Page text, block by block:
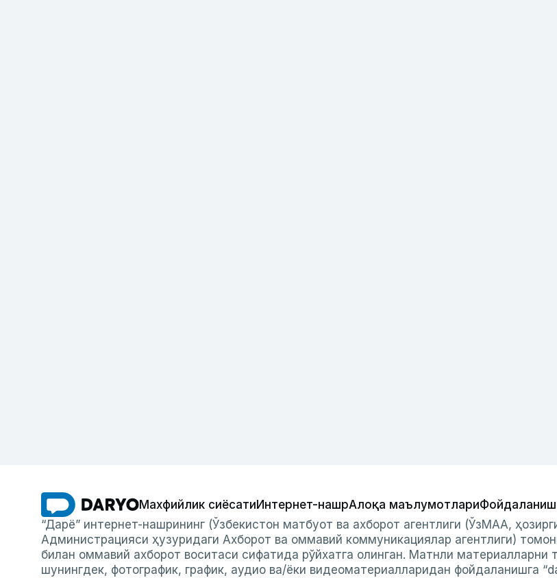
Махфийлик сиёсатиИнтернет-нашрАлоқа маълумотлари
“Дарё” интернет-нашрининг (Ўзбекистон матбуот ва ахборот агентлиги (ЎзМАА,
Администрацияси ҳузуридаги Ахборот ва оммавий коммуникациялар агентлиги)
билан оммавий ахборот воситаси сифатида рўйхатга олинган. Матнли материалларни
шунингдек, фотографик, график, аудио ва/ёки видеоматериалларидан фойдаланишга